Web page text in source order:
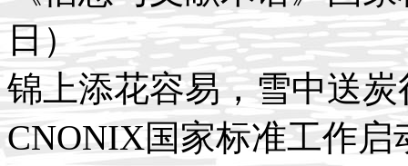
日）
锦上添花容易，雪中送
CNONIX国家标准工作启